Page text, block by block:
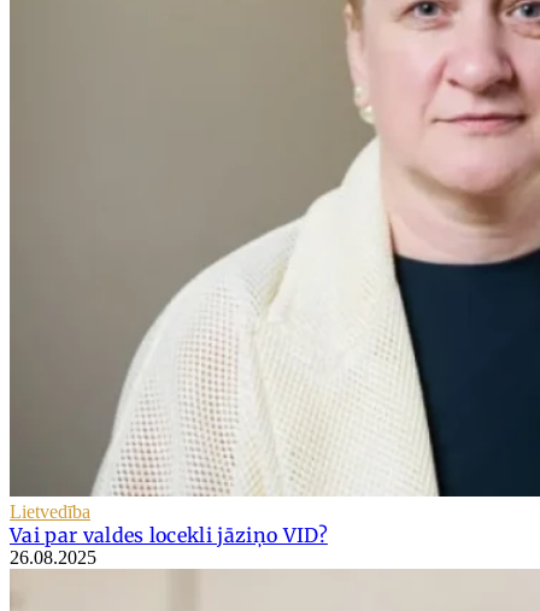
Lietvedība
Vai par valdes locekli jāziņo VID?
26.08.2025